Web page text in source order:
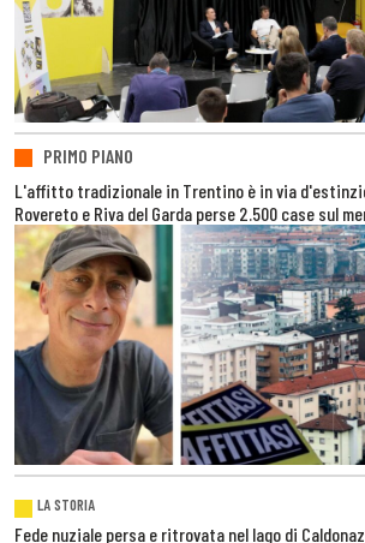
PRIMO PIANO
L'affitto tradizionale in Trentino è in via
Rovereto e Riva del Garda perse 2.500 case sul
LA STORIA
Fede nuziale persa e ritrovata nel lago di